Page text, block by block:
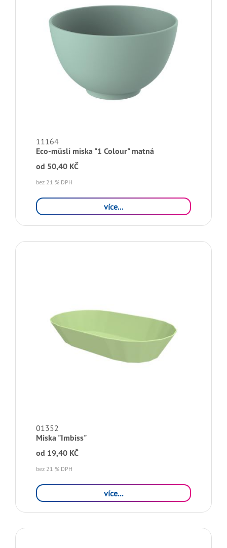
11164
Eco-müsli miska "1 Colour" matná
od 50,40 KČ
bez 21 % DPH
více...
01352
Miska "Imbiss"
od 19,40 KČ
bez 21 % DPH
více...